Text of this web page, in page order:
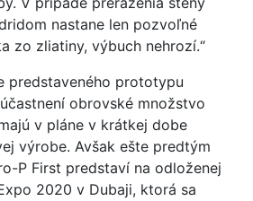
nastane len pozvoľné
zo zliatiny, výbuch nehrozí.“
predstaveného prototypu
obrovské množstvo
v pláne v krátkej dobe
výrobe. Avšak ešte predtým
P First predstaví na odloženej
2020 v Dubaji, ktorá sa